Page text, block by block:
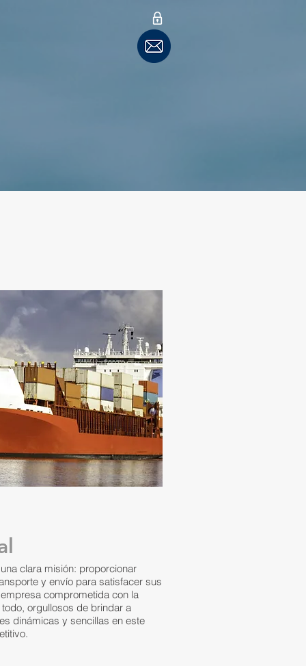
clara misión: proporcionar
y envío para satisfacer sus
comprometida con la
orgullosos de brindar a
dinámicas y sencillas en este